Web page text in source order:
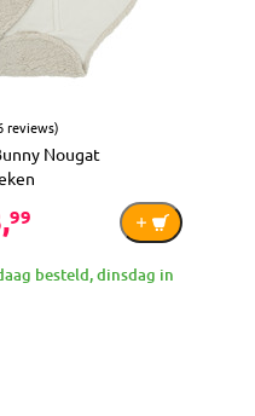
reviews)
Nougat
99
besteld, dinsdag in